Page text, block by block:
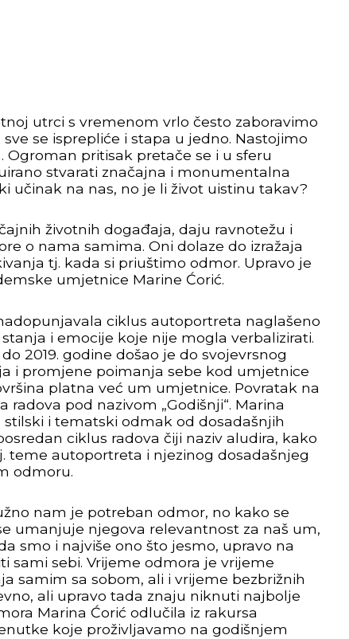
utrci s vremenom vrlo često zaboravimo
se isprepliće i stapa u jedno. Nastojimo
pritisak pretače se i u sferu
stvarati značajna i monumentalna
učinak na nas, no je li život uistinu takav?
životnih događaja, daju ravnotežu i
o nama samima. Oni dolaze do izražaja
tj. kada si priuštimo odmor. Upravo je
umjetnice Marine Ćorić.
ciklus autoportreta naglašeno
i emocije koje nije mogla verbalizirati.
2019. godine došao je do svojevrsnog
i promjene poimanja sebe kod umjetnice
platna već um umjetnice. Povratak na
pod nazivom „Godišnji“. Marina
i tematski odmak od dosadašnjih
ciklus radova čiji naziv aludira, kako
teme autoportreta i njezinog dosadašnjeg
odmoru.
nam je potreban odmor, no kako se
umanjuje njegova relevantnost za naš um,
smo i najviše ono što jesmo, upravo na
sami sebi. Vrijeme odmora je vrijeme
samim sa sobom, ali i vrijeme bezbrižnih
ali upravo tada znaju niknuti najbolje
Marina Ćorić odlučila iz rakursa
koje proživljavamo na godišnjem